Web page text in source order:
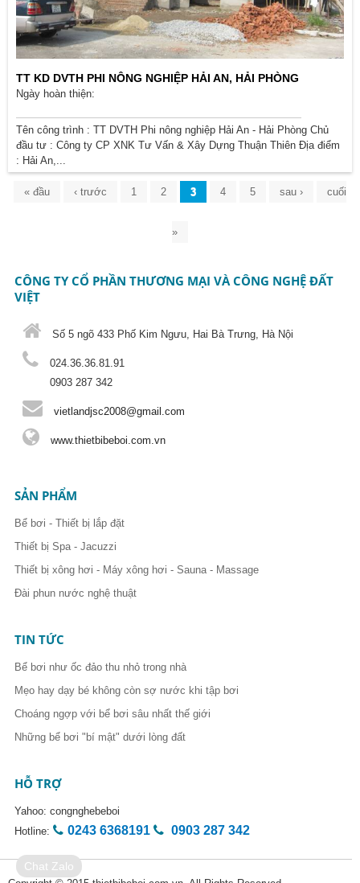
TT KD DVTH PHI NÔNG NGHIỆP HẢI AN, HẢI PHÒNG
Ngày hoàn thiện:
Tên công trình : TT DVTH Phi nông nghiệp Hải An - Hải Phòng Chủ
đầu tư : Công ty CP XNK Tư Vấn & Xây Dựng Thuận Thiên Địa điểm
: Hải An,...
Trang
« đầu ‹ trước 1 2 3 4 5 sau › cuối
»
CÔNG TY CỔ PHẦN THƯƠNG MẠI VÀ CÔNG NGHỆ ĐẤT
VIỆT
Số 5 ngõ 433 Phố Kim Ngưu, Hai Bà Trưng, Hà Nội
024.36.36.81.91
0903 287 342
vietlandjsc2008@gmail.com
www.thietbibeboi.com.vn
SẢN PHẨM
Bể bơi - Thiết bị lắp đặt
Thiết bị Spa - Jacuzzi
Thiết bị xông hơi - Máy xông hơi - Sauna - Massage
Đài phun nước nghệ thuật
TIN TỨC
Bể bơi như ốc đảo thu nhỏ trong nhà
Mẹo hay dạy bé không còn sợ nước khi tập bơi
Choáng ngợp với bể bơi sâu nhất thế giới
Những bể bơi "bí mật" dưới lòng đất
HỖ TRỢ
Yahoo: congnghebeboi
Hotline:
0243 6368191 0903 287 342
Chat Zalo